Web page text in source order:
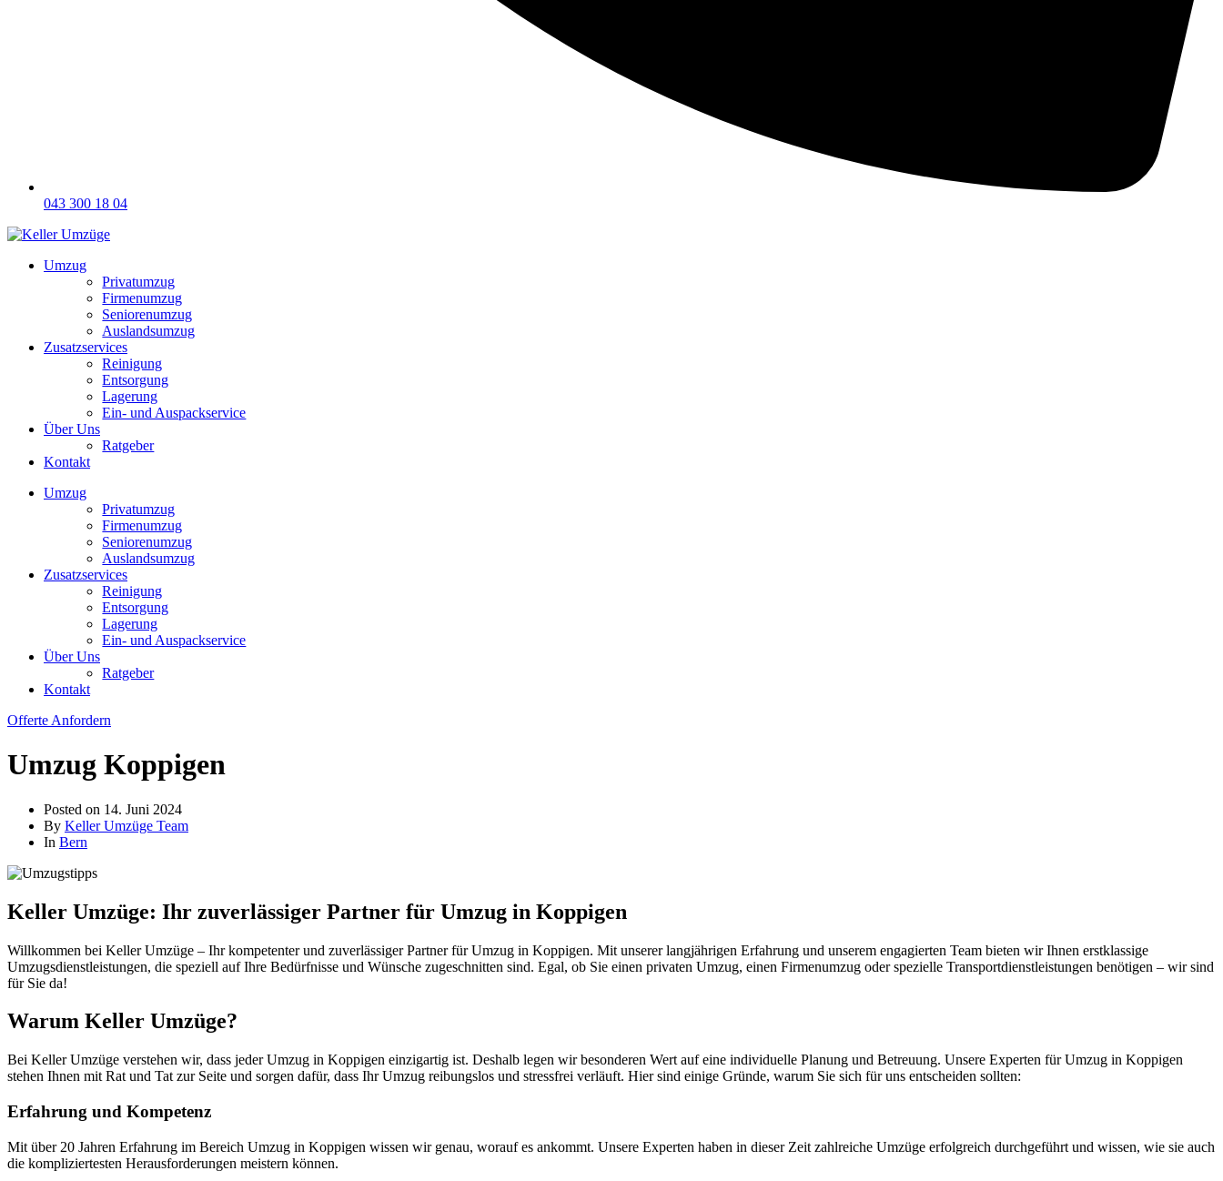
043 300 18 04
Umzug
Privatumzug
Firmenumzug
Seniorenumzug
Auslandsumzug
Zusatzservices
Reinigung
Entsorgung
Lagerung
Ein- und Auspackservice
Über Uns
Ratgeber
Kontakt
Umzug
Privatumzug
Firmenumzug
Seniorenumzug
Auslandsumzug
Zusatzservices
Reinigung
Entsorgung
Lagerung
Ein- und Auspackservice
Über Uns
Ratgeber
Kontakt
Offerte Anfordern
Umzug Koppigen
Posted on 14. Juni 2024
By Keller Umzüge Team
In Bern
Keller Umzüge: Ihr zuverlässiger Partner für Umzug in Koppigen
Willkommen bei Keller Umzüge – Ihr kompetenter und zuverlässiger Partner für Umzug in Koppigen. Mit unserer langjährigen Erfahrung und unserem engagierten Team bieten wir Ihnen erstklassige
Umzugsdienstleistungen, die speziell auf Ihre Bedürfnisse und Wünsche zugeschnitten sind. Egal, ob Sie einen privaten Umzug, einen Firmenumzug oder spezielle Transportdienstleistungen benötigen – wir sind
für Sie da!
Warum Keller Umzüge?
Bei Keller Umzüge verstehen wir, dass jeder Umzug in Koppigen einzigartig ist. Deshalb legen wir besonderen Wert auf eine individuelle Planung und Betreuung. Unsere Experten für Umzug in Koppigen
stehen Ihnen mit Rat und Tat zur Seite und sorgen dafür, dass Ihr Umzug reibungslos und stressfrei verläuft. Hier sind einige Gründe, warum Sie sich für uns entscheiden sollten:
Erfahrung und Kompetenz
Mit über 20 Jahren Erfahrung im Bereich Umzug in Koppigen wissen wir genau, worauf es ankommt. Unsere Experten haben in dieser Zeit zahlreiche Umzüge erfolgreich durchgeführt und wissen, wie sie auch
die kompliziertesten Herausforderungen meistern können.